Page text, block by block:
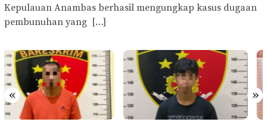
Kepulauan Anambas berhasil mengungkap kasus dugaan
pembunuhan yang […]
« »